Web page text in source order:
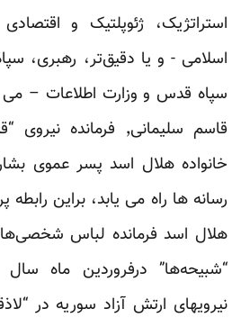
استراتژیک، ژئوپلتیک و
اسلامی - و یا دقیق‌تر، رهبری،
سپاه قدس و وزارت اطلاعات – می
قاسم سلیمانی٬
خانواده هلال اسد پسر عموی
رسانه ها راه می یابد، براین رابطه
هلال اسد فرمانده لباس
نیرویهای ارتش آزاد سوریه در